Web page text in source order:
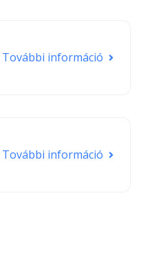
További információ
További információ